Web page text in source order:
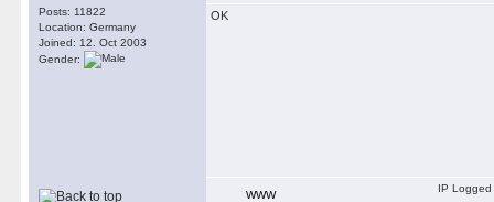
Posts: 11822
Location: Germany
Joined: 12. Oct 2003
Gender:
OK
WWW
IP Logged